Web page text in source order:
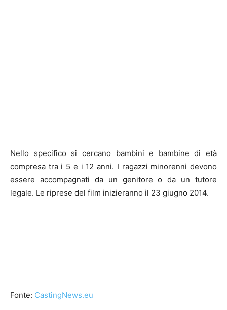
Nello specifico si cercano bambini e bambine di età
compresa tra i 5 e i 12 anni. I ragazzi minorenni devono
essere accompagnati da un genitore o da un tutore
legale. Le riprese del film inizieranno il 23 giugno 2014.
Fonte: CastingNews.eu